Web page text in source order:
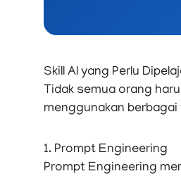
Skill AI yang Perlu
Tidak semua orang
menggunakan
1. Prompt Engineering
Prompt Engineering